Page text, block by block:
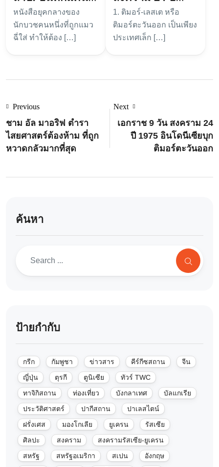
นักบวชยุคกลาง
หนังสือยุคกลางของ
นักบวชคนหนึ่งที่ถูกแมว
ฉี่ใส่ ทำให้ต้อง […]
1975 อินโดนีเซีย
บุกติมอร์ตะวันออก
1. ติมอร์-เลสเต หรือ
ติมอร์ตะวันออก เป็นเพียง
ประเทศเล็ก […]
Previous
ชาม อัล มาอริฟ ตำรา
ไสยศาสตร์ต้องห้าม ที่ถูก
หวาดกลัวมากที่สุด
Next
เอกราช 9 วัน สงคราม 24
ปี 1975 อินโดนีเซียบุก
ติมอร์ตะวันออก
ค้นหา
ป้ายกำกับ
กรีก กัมพูชา ข่าวสาร คีร์กีซสถาน
จีน
ญี่ปุ่น
ตุรกี ตูนิเซีย
ทัวร์ TWC
ทาจิกิสถาน
ท่องเที่ยว บังกลาเทศ
บัลแกเรีย
ประวัติศาสตร์
ปากีสถาน
ปาเลสไตน์
ฝรั่งเศส
มองโกเลีย ยูเครน
รัสเซีย
ศิลปะ
สงคราม
สงครามรัสเซีย-ยูเครน
สหรัฐ
สหรัฐอเมริกา สเปน
อังกฤษ